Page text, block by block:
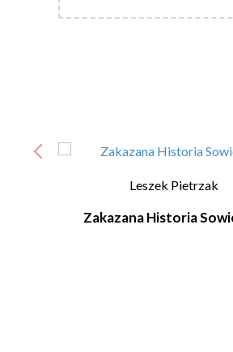
Leszek Pietrzak
Zakazana Historia